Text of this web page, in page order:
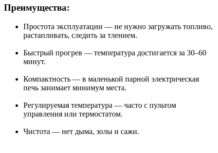
Преимущества:
Простота эксплуатации — не нужно загружать топливо,
растапливать, следить за тлением.
Быстрый прогрев — температура достигается за 30–60
минут.
Компактность — в маленькой парной электрическая
печь занимает минимум места.
Регулируемая температура — часто с пультом
управления или термостатом.
Чистота — нет дыма, золы и сажи.